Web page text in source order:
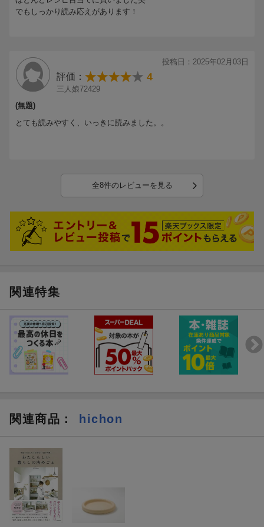
でもしっかり読み応えがあります！
投稿日：2025年02月03日
評価： 4
三人娘72429
(無題)
とても読みやすく、いっきに読みました。。
全8件のレビューを見る
関連特集
関連商品 ： hichon